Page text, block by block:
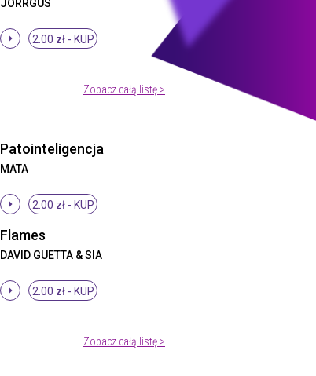
JORRGUS
2.00 zł - KUP
Zobacz całą listę >
Patointeligencja
MATA
2.00 zł - KUP
Flames
DAVID GUETTA & SIA
2.00 zł - KUP
Zobacz całą listę >